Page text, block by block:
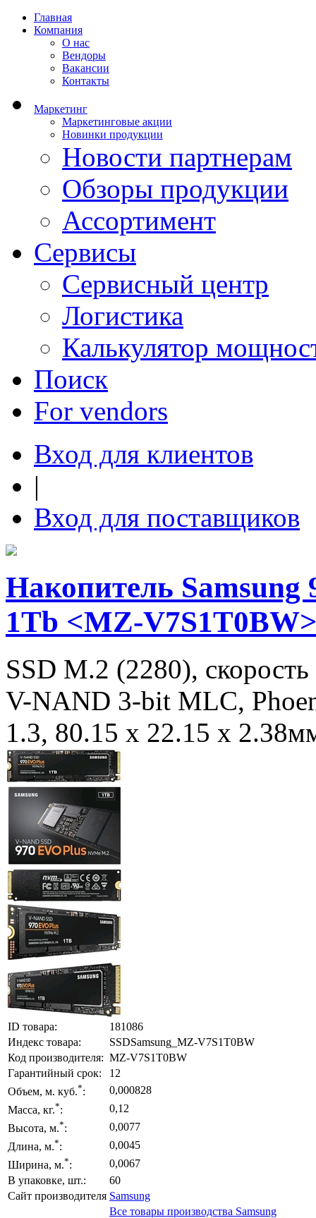
Главная
Компания
О нас
Вендоры
Вакансии
Контакты
Маркетинг
Маркетинговые акции
Новинки продукции
Новости партнерам
Обзоры продукции
Ассортимент
Сервисы
Сервисный центр
Логистика
Калькулятор
Поиск
For vendors
Вход для клиентов
|
Вход для поставщиков
Накопитель
1Tb <MZ-
SSD M.2 (2280),
V-NAND 3-bit MLC,
1.3, 80.15 x 22.15 x
ID товара:
181086
Индекс товара:
SSDSamsung_MZ-V7S1T0BW
Код производителя: MZ-V7S1T0BW
Гарантийный срок:
12
Объем, м. куб.*:
0,000828
Масса, кг.*:
0,12
Высота, м.*:
0,0077
Длина, м.*:
0,0045
Ширина, м.*:
0,0067
В упаковке, шт.:
60
Сайт производителя Samsung
Все товары производства Samsung